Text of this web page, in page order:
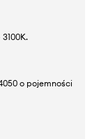
o pojemności